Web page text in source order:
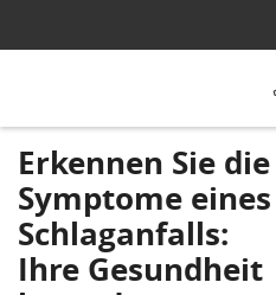
Erkennen Sie die
Symptome eines
Schlaganfalls:
Ihre Gesundheit